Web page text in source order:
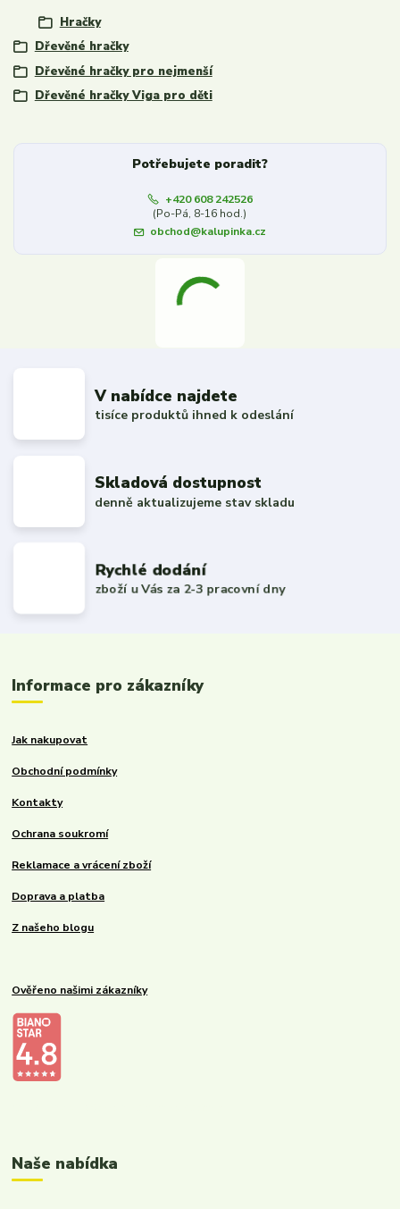
Hračky
Dřevěné hračky
Dřevěné hračky pro nejmenší
Dřevěné hračky Viga pro děti
Potřebujete poradit?
+420 608 242526
(Po-Pá, 8-16 hod.)
obchod@kalupinka.cz
V nabídce najdete
tisíce produktů ihned k odeslání
Skladová dostupnost
denně aktualizujeme stav skladu
Rychlé dodání
zboží u Vás za 2-3 pracovní dny
Informace pro zákazníky
Jak nakupovat
Obchodní podmínky
Kontakty
Ochrana soukromí
Reklamace a vrácení zboží
Doprava a platba
Z našeho blogu
Ověřeno našimi zákazníky
Naše nabídka